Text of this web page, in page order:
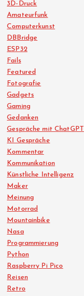
3D-Druck
Amateurfunk
Computerkunst
DBBridge
ESP32
Fails
Featured
Fotografie
Gadgets
Gaming
Gedanken
Gespräche mit ChatGPT
KI Gespräche
Kommentar
Kommunikation
Künstliche Intelligenz
Maker
Meinung
Motorrad
Mountainbike
Nasa
Programmierung
Python
Raspberry Pi Pico
Reisen
Retro